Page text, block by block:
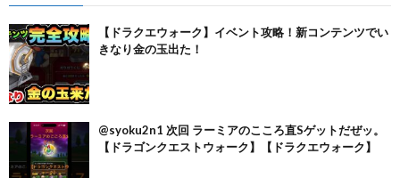
【ドラクエウォーク】イベント攻略！新コンテンツでい
きなり金の玉出た！
@syoku2n1 次回 ラーミアのこころ直Sゲットだぜッ。
【ドラゴンクエストウォーク】【ドラクエウォーク】